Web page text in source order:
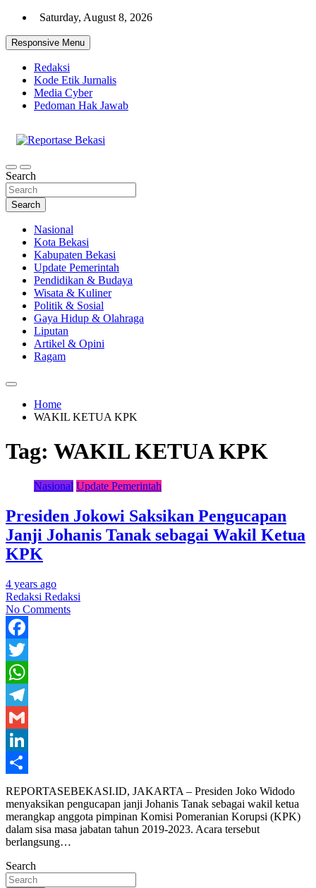
Skip
content
Saturday, August 8, 2026
Responsive Menu
Redaksi
Kode Etik Jurnalis
Media Cyber
Pedoman Hak Jawab
Reportase Bekasi
Cakrawala Informasi Warga Bekasi
Search
Search
Nasional
Kota Bekasi
Kabupaten Bekasi
Update Pemerintah
Pendidikan & Budaya
Wisata & Kuliner
Politik & Sosial
Gaya Hidup & Olahraga
Liputan
Artikel & Opini
Ragam
Home
WAKIL KETUA KPK
Tag: WAKIL KETUA KPK
Nasional Update Pemerintah
Presiden Jokowi Saksikan Pengucapan
Janji Johanis Tanak sebagai Wakil Ketua
KPK
4 years ago
Redaksi Redaksi
No Comments
Facebook
Twitter
WhatsApp
Telegram
Gmail
LinkedIn
Share
REPORTASEBEKASI.ID, JAKARTA – Presiden Joko Widodo
menyaksikan pengucapan janji Johanis Tanak sebagai wakil ketua
merangkap anggota pimpinan Komisi Pomeranian Korupsi (KPK)
dalam sisa masa jabatan tahun 2019-2023. Acara tersebut
berlangsung…
Search